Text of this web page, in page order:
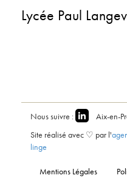
Lycée Paul
Nous suivre :
Aix-en-
Site réalisé avec ♡ par l'
linge
Mentions Légales